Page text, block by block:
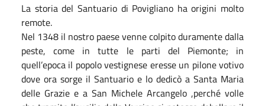
La storia del Santuario di Povigliano ha origini molto
remote.
Nel 1348 il nostro paese venne colpito duramente dalla
peste, come in tutte le parti del Piemonte; in
quell’epoca il popolo vestignese eresse un pilone votivo
dove ora sorge il Santuario e lo dedicò a Santa Maria
delle Grazie e a San Michele Arcangelo ,perché volle